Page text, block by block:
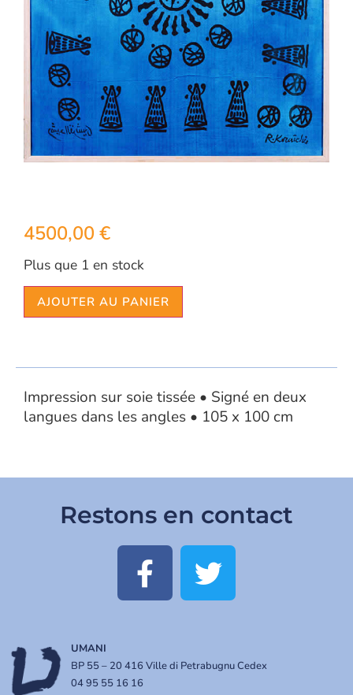
4500,00 €
Plus que 1 en stock
AJOUTER AU PANIER
Impression sur soie tissée • Signé en deux
langues dans les angles • 105 x 100 cm
Restons en contact
UMANI
BP 55 – 20 416 Ville di Petrabugnu Cedex
04 95 55 16 16